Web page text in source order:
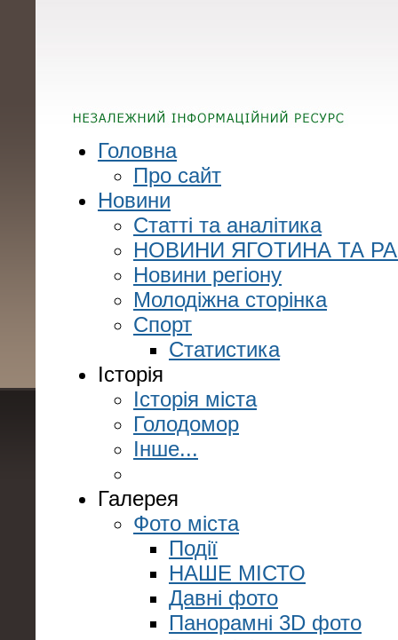
Головна
Про сайт
Новини
Статті та аналітика
НОВИНИ ЯГОТИНА ТА
Новини регіону
Молодіжна сторінка
Спорт
Статистика
Історія
Історія міста
Голодомор
Інше...
Галерея
Фото міста
Події
НАШЕ МІСТО
Давні фото
Панорамні 3D фото